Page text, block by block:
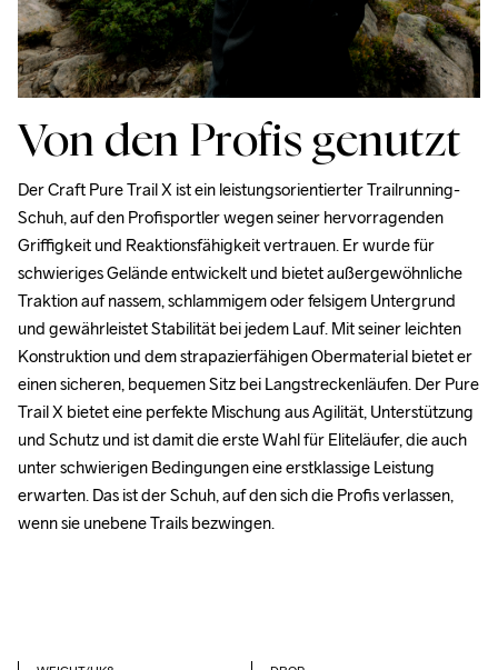
Von den Profis genutzt
Der Craft Pure Trail X ist ein leistungsorientierter Trailrunning-
Schuh, auf den Profisportler wegen seiner hervorragenden
Griffigkeit und Reaktionsfähigkeit vertrauen. Er wurde für
schwieriges Gelände entwickelt und bietet außergewöhnliche
Traktion auf nassem, schlammigem oder felsigem Untergrund
und gewährleistet Stabilität bei jedem Lauf. Mit seiner leichten
Konstruktion und dem strapazierfähigen Obermaterial bietet er
einen sicheren, bequemen Sitz bei Langstreckenläufen. Der Pure
Trail X bietet eine perfekte Mischung aus Agilität, Unterstützung
und Schutz und ist damit die erste Wahl für Eliteläufer, die auch
unter schwierigen Bedingungen eine erstklassige Leistung
erwarten. Das ist der Schuh, auf den sich die Profis verlassen,
wenn sie unebene Trails bezwingen.